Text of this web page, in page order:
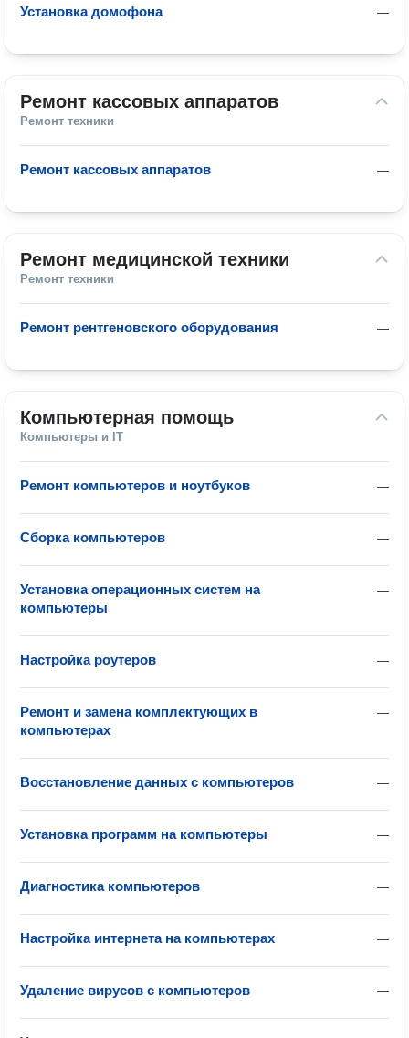
—
Установка домофона
Ремонт кассовых аппаратов
Ремонт техники
—
Ремонт кассовых аппаратов
Ремонт медицинской техники
Ремонт техники
—
Ремонт рентгеновского оборудования
Компьютерная помощь
Компьютеры и IT
—
Ремонт компьютеров и ноутбуков
—
Сборка компьютеров
—
Установка операционных систем на
компьютеры
—
Настройка роутеров
—
Ремонт и замена комплектующих в
компьютерах
—
Восстановление данных с компьютеров
—
Установка программ на компьютеры
—
Диагностика компьютеров
—
Настройка интернета на компьютерах
—
Удаление вирусов с компьютеров